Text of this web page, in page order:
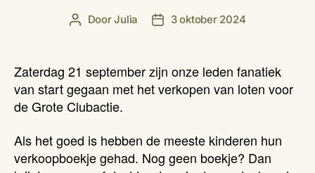
Berichtauteur
DoorJulia Berichtdatum
3 oktober 2024
Zaterdag 21 september zijn onze leden fanatiek
van start gegaan met het verkopen van loten voor
de Grote Clubactie.
Als het goed is hebben de meeste kinderen hun
verkoopboekje gehad. Nog geen boekje? Dan